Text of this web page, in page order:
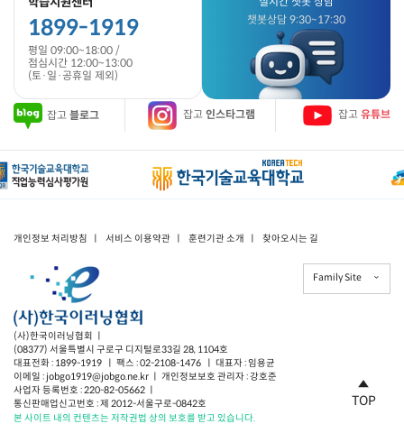
1899-1919
평일 09:00~18:00 /
점심시간 12:00~13:00
(토·일·공휴일 제외)
챗봇상담 9:30~17:30
잡고 블로그 잡고 인스타그램 잡고 유튜브
개인정보 처리방침 서비스 이용약관 훈련기관 소개 찾아오시는 길
(사)한국이러닝협회 ㅣ
(08377) 서울특별시 구로구 디지털로33길 28, 1104호
대표전화 : 1899-1919 ㅣ 팩스 : 02-2108-1476 ㅣ 대표자 : 임용균
이메일 : jobgo1919@jobgo.ne.kr ㅣ 개인정보보호 관리자 : 강호준
사업자 등록번호 : 220-82-05662 ㅣ
통신판매업신고번호 : 제 2012-서울구로-0842호
본 사이트 내의 컨텐츠는 저작권법 상의 보호를 받고 있습니다.
TOP
Family Site